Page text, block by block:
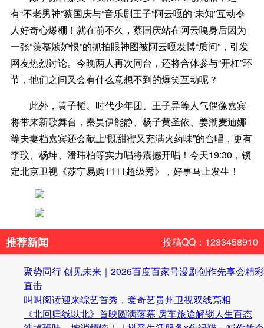
有“不老男神”蔡国庆与“音乐剧王子”阿云嘎的“未知”互动令
人好奇心爆棚！就在前不久，蔡国庆站在阿云嘎身后因为
一张“羡慕嫉妒恨”的抓拍眼神图被阿云嘎发博“质问”，引发
网友热烈讨论。今晚两人再次同台，还将合体参与“开杠”环
节，他们之间又会有什么意想不到的爆笑互动呢？
此外，黄子韬、时代少年团、王子异等人气偶像嘉宾
将带来新歌舞台，秦昊伊能静、杨子黄圣依、姜潮麦迪娜
等夫妻档嘉宾还会献上“既甜蜜又充满火药味”的合唱，更有
李玟、杨坤、潘玮柏等实力唱将震撼开唱！今天19:30，锁
定北京卫视《苏宁易购1111超级秀》，好事马上发生！
推荐新闻 投稿QQ：1283458910
聚势同行 创见未来｜2026百度百家号漫剧创作先享会精彩
直击
叫叫阅读迎来综艺首秀，爱奇艺贵州卫视双线亮相
《北回归线以北》首映圆满落幕 房车旅途解锁人生百态